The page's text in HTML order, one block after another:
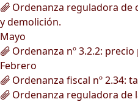
Ordenanza reguladora de
y demolición.
Mayo
Ordenanza nº 3.2.2:
Febrero
Ordenanza fiscal nº 2.34:
Ordenanza reguladora de